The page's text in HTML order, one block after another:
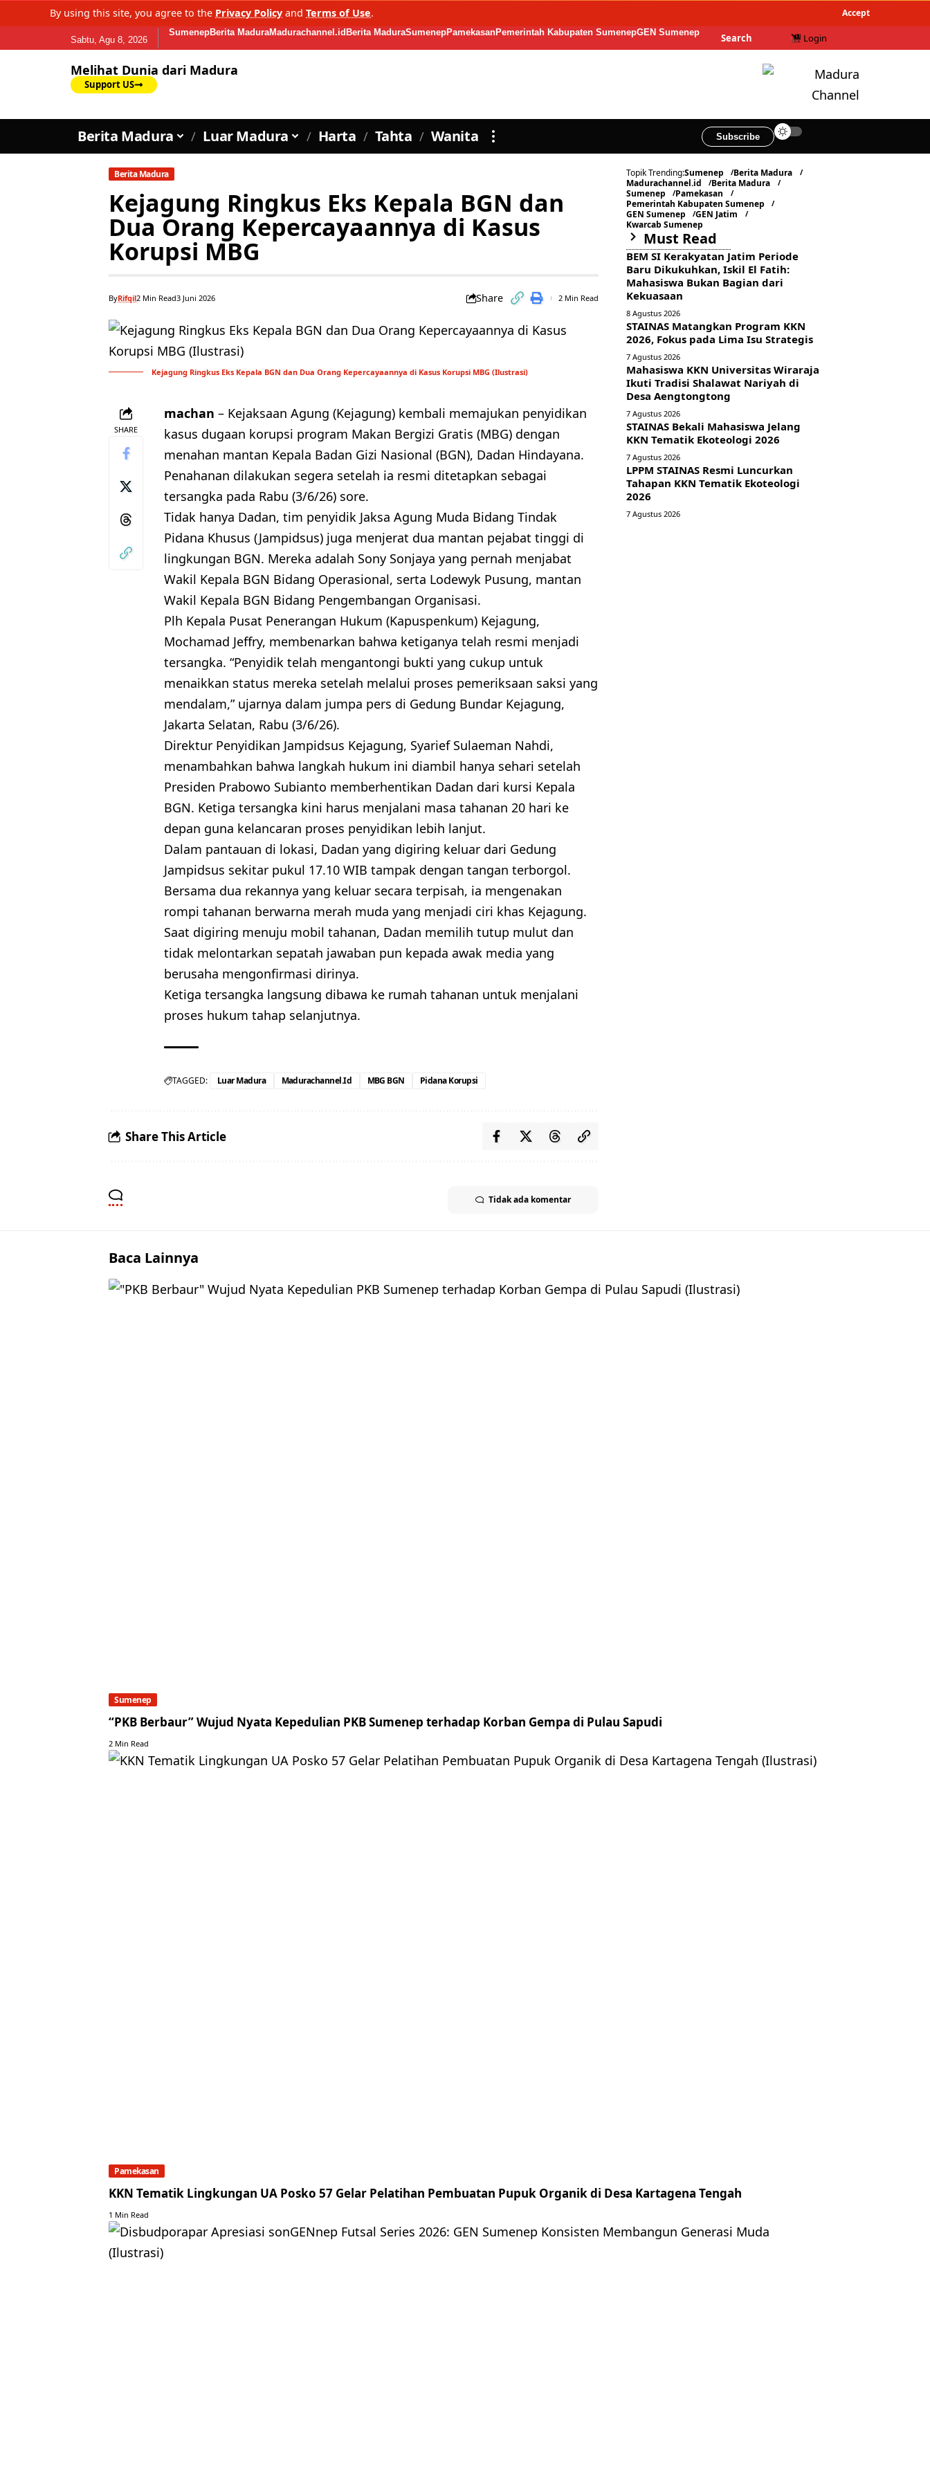
By using this site, you agree to the Privacy Policy and Terms of Use. Accept
Sabtu, Agu 8, 2026
SumenepBerita MaduraMadurachannel.id Berita MaduraSumenepPamekasanPemerintah Kabupaten SumenepGEN Sumenep Search Login
Melihat Dunia dari Madura
Support US
Berita Madura Luar Madura Harta Tahta Wanita Subscribe
Berita Madura
Kejagung Ringkus Eks Kepala BGN dan
Dua Orang Kepercayaannya di Kasus
Korupsi MBG
ByRifqil2 Min Read3 Juni 2026 Share 2 Min Read
Kejagung Ringkus Eks Kepala BGN dan Dua Orang Kepercayaannya di Kasus Korupsi MBG (Ilustrasi)
SHARE
machan – Kejaksaan Agung (Kejagung) kembali memajukan penyidikan
kasus dugaan korupsi program Makan Bergizi Gratis (MBG) dengan
menahan mantan Kepala Badan Gizi Nasional (BGN), Dadan Hindayana.
Penahanan dilakukan segera setelah ia resmi ditetapkan sebagai
tersangka pada Rabu (3/6/26) sore.
Tidak hanya Dadan, tim penyidik Jaksa Agung Muda Bidang Tindak
Pidana Khusus (Jampidsus) juga menjerat dua mantan pejabat tinggi di
lingkungan BGN. Mereka adalah Sony Sonjaya yang pernah menjabat
Wakil Kepala BGN Bidang Operasional, serta Lodewyk Pusung, mantan
Wakil Kepala BGN Bidang Pengembangan Organisasi.
Plh Kepala Pusat Penerangan Hukum (Kapuspenkum) Kejagung,
Mochamad Jeffry, membenarkan bahwa ketiganya telah resmi menjadi
tersangka. “Penyidik telah mengantongi bukti yang cukup untuk
menaikkan status mereka setelah melalui proses pemeriksaan saksi yang
mendalam,” ujarnya dalam jumpa pers di Gedung Bundar Kejagung,
Jakarta Selatan, Rabu (3/6/26).
Direktur Penyidikan Jampidsus Kejagung, Syarief Sulaeman Nahdi,
menambahkan bahwa langkah hukum ini diambil hanya sehari setelah
Presiden Prabowo Subianto memberhentikan Dadan dari kursi Kepala
BGN. Ketiga tersangka kini harus menjalani masa tahanan 20 hari ke
depan guna kelancaran proses penyidikan lebih lanjut.
Dalam pantauan di lokasi, Dadan yang digiring keluar dari Gedung
Jampidsus sekitar pukul 17.10 WIB tampak dengan tangan terborgol.
Bersama dua rekannya yang keluar secara terpisah, ia mengenakan
rompi tahanan berwarna merah muda yang menjadi ciri khas Kejagung.
Saat digiring menuju mobil tahanan, Dadan memilih tutup mulut dan
tidak melontarkan sepatah jawaban pun kepada awak media yang
berusaha mengonfirmasi dirinya.
Ketiga tersangka langsung dibawa ke rumah tahanan untuk menjalani
proses hukum tahap selanjutnya.
TAGGED: Luar Madura Madurachannel.id MBG BGN Pidana Korupsi
Share This Article
Tidak ada komentar
Topik Trending:Sumenep
Berita Madura
Madurachannel.id
Berita Madura
Sumenep
Pamekasan
Pemerintah Kabupaten Sumenep
GEN Sumenep
GEN Jatim
Kwarcab Sumenep
Must Read
BEM SI Kerakyatan Jatim Periode
Baru Dikukuhkan, Iskil El Fatih:
Mahasiswa Bukan Bagian dari
Kekuasaan
8 Agustus 2026
STAINAS Matangkan Program KKN
2026, Fokus pada Lima Isu Strategis
7 Agustus 2026
Mahasiswa KKN Universitas Wiraraja
Ikuti Tradisi Shalawat Nariyah di
Desa Aengtongtong
7 Agustus 2026
STAINAS Bekali Mahasiswa Jelang
KKN Tematik Ekoteologi 2026
7 Agustus 2026
LPPM STAINAS Resmi Luncurkan
Tahapan KKN Tematik Ekoteologi
2026
7 Agustus 2026
Baca Lainnya
Sumenep
“PKB Berbaur” Wujud Nyata Kepedulian PKB Sumenep terhadap Korban Gempa di Pulau Sapudi
2 Min Read
Pamekasan
KKN Tematik Lingkungan UA Posko 57 Gelar Pelatihan Pembuatan Pupuk Organik di Desa Kartagena Tengah
1 Min Read